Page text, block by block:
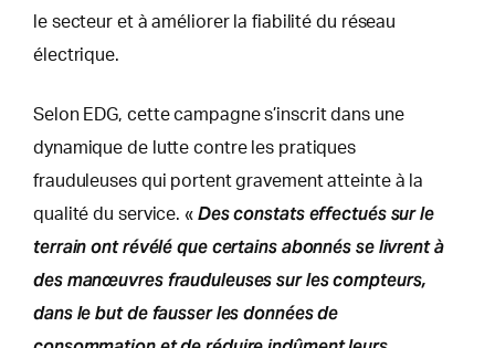
le secteur et à améliorer la fiabilité du réseau
électrique.
Selon EDG, cette campagne s’inscrit dans une
dynamique de lutte contre les pratiques
frauduleuses qui portent gravement atteinte à la
qualité du service. « Des constats effectués sur le
terrain ont révélé que certains abonnés se livrent à
des manœuvres frauduleuses sur les compteurs,
dans le but de fausser les données de